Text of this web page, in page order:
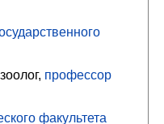
профессор
факультета